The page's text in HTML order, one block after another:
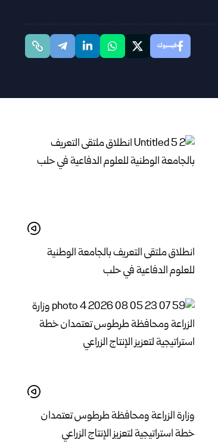
فيسبوك
انطلاق ملتقى التعريف بالجامعة الوطنية
للعلوم الدفاعية في حلب
وزارة الزراعة ومحافظة طرطوس تعتمدان
خطة استراتيجية لتعزيز الإنتاج الزراعي